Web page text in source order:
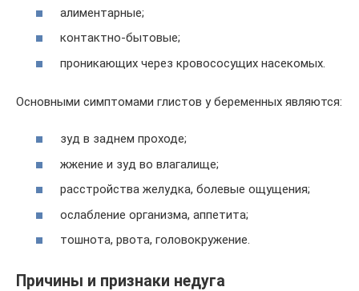
алиментарные;
контактно-бытовые;
проникающих через кровососущих насекомых.
Основными симптомами глистов у беременных являются:
зуд в заднем проходе;
жжение и зуд во влагалище;
расстройства желудка, болевые ощущения;
ослабление организма, аппетита;
тошнота, рвота, головокружение.
Причины и признаки недуга